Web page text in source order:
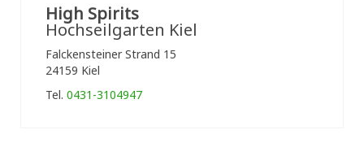
High Spirits
Hochseilgarten Kiel
Falckensteiner Strand 15
24159 Kiel
Tel. 0431-3104947